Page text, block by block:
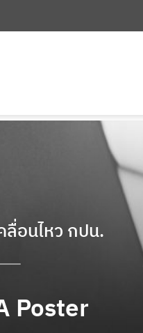
ลื่อนไหว กปน.
Poster